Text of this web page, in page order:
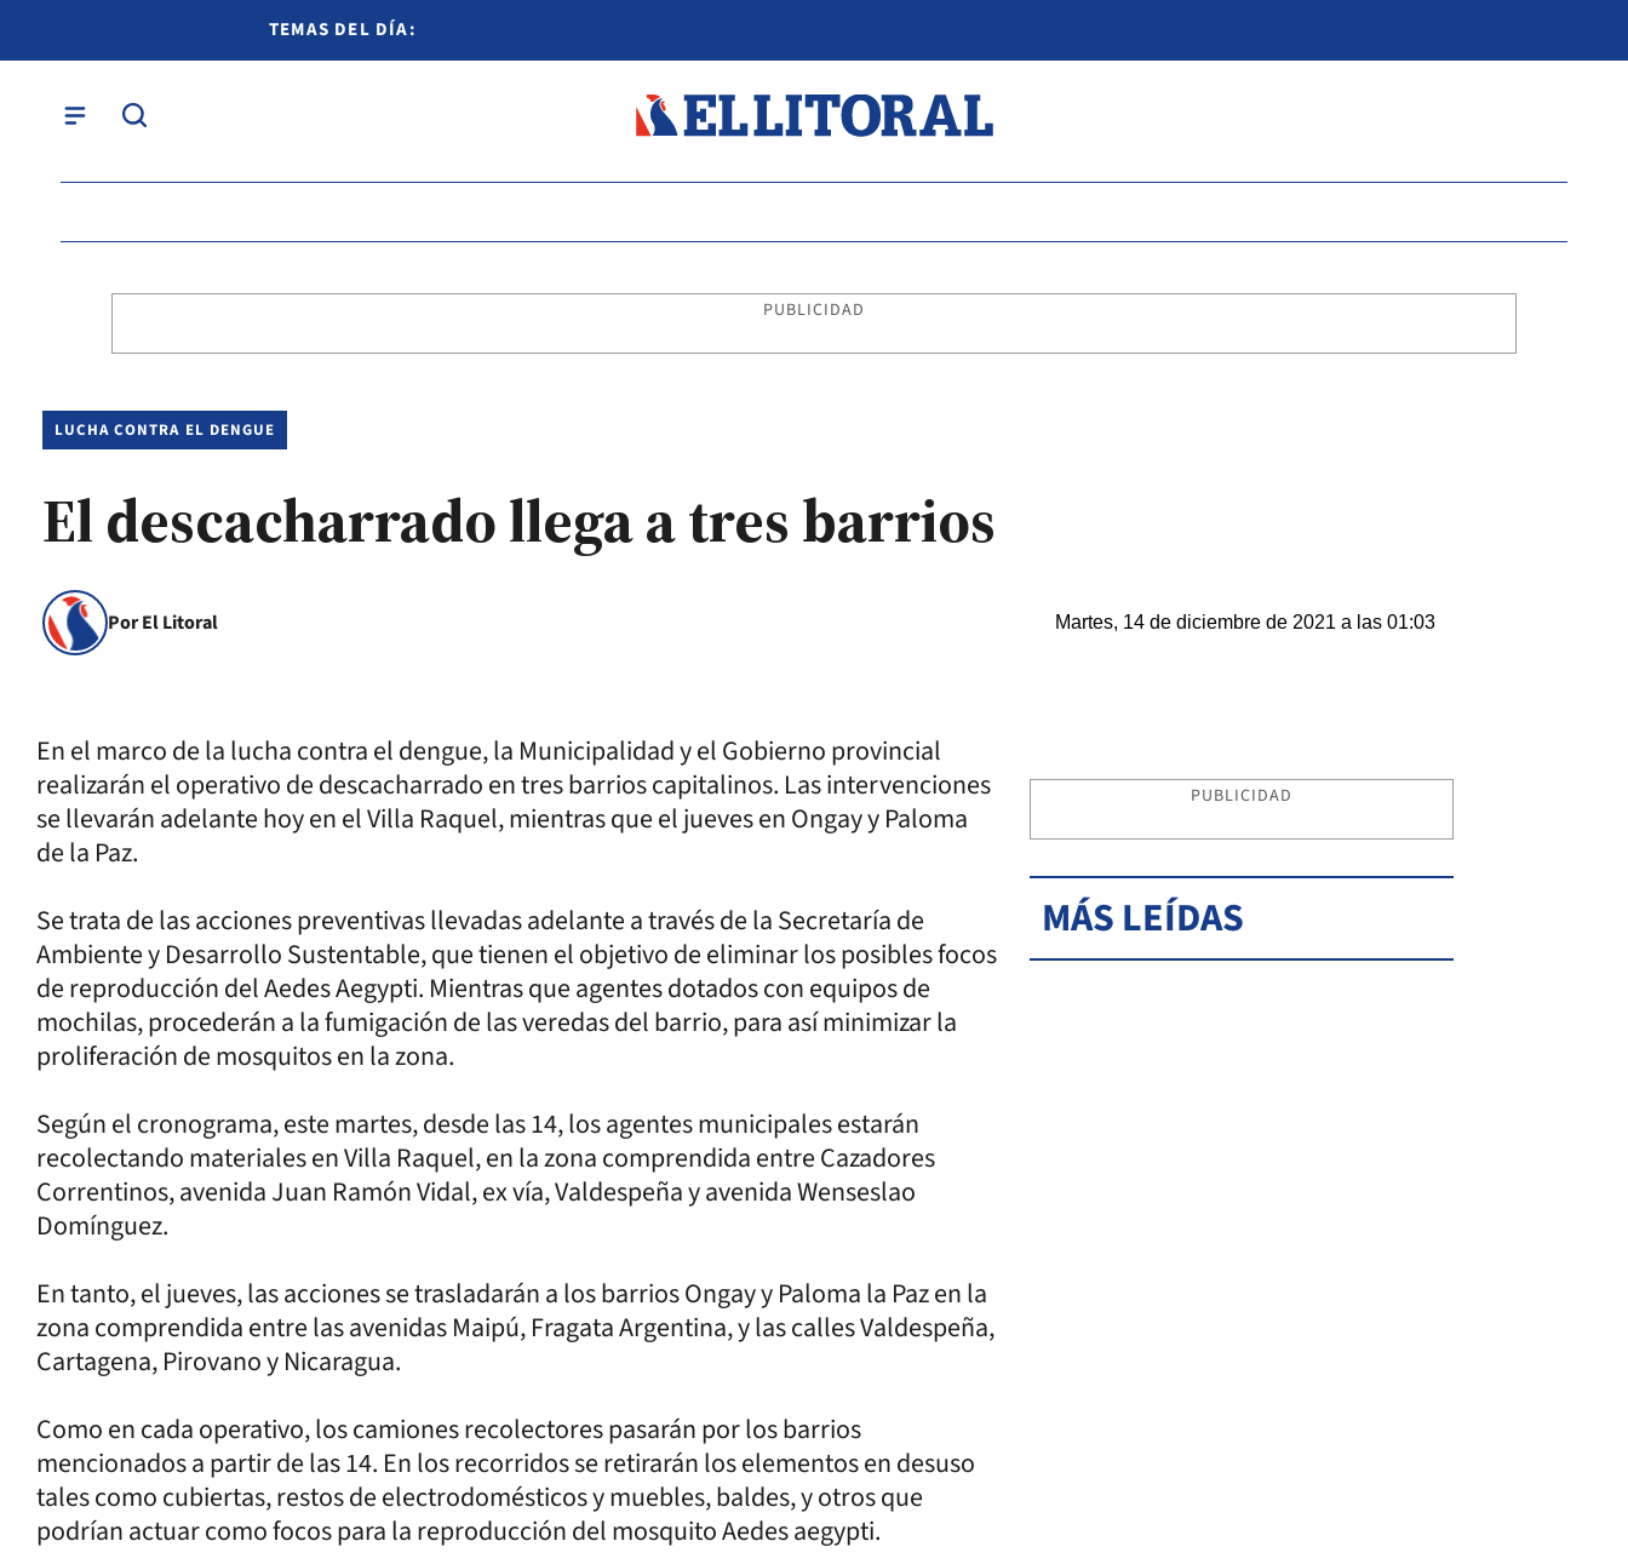
TEMAS DEL DÍA:
PUBLICIDAD
LUCHA CONTRA EL DENGUE
El descacharrado llega a tres barrios
Por El Litoral Martes, 14 de diciembre de 2021 a las 01:03
En el marco de la lucha contra el dengue, la Municipalidad y el Gobierno provincial
realizarán el operativo de descacharrado en tres barrios capitalinos. Las intervenciones
se llevarán adelante hoy en el Villa Raquel, mientras que el jueves en Ongay y Paloma
de la Paz.
Se trata de las acciones preventivas llevadas adelante a través de la Secretaría de
Ambiente y Desarrollo Sustentable, que tienen el objetivo de eliminar los posibles focos
de reproducción del Aedes Aegypti. Mientras que agentes dotados con equipos de
mochilas, procederán a la fumigación de las veredas del barrio, para así minimizar la
proliferación de mosquitos en la zona.
Según el cronograma, este martes, desde las 14, los agentes municipales estarán
recolectando materiales en Villa Raquel, en la zona comprendida entre Cazadores
Correntinos, avenida Juan Ramón Vidal, ex vía, Valdespeña y avenida Wenseslao
Domínguez.
En tanto, el jueves, las acciones se trasladarán a los barrios Ongay y Paloma la Paz en la
zona comprendida entre las avenidas Maipú, Fragata Argentina, y las calles Valdespeña,
Cartagena, Pirovano y Nicaragua.
Como en cada operativo, los camiones recolectores pasarán por los barrios
mencionados a partir de las 14. En los recorridos se retirarán los elementos en desuso
tales como cubiertas, restos de electrodomésticos y muebles, baldes, y otros que
podrían actuar como focos para la reproducción del mosquito Aedes aegypti.
PUBLICIDAD
MÁS LEÍDAS